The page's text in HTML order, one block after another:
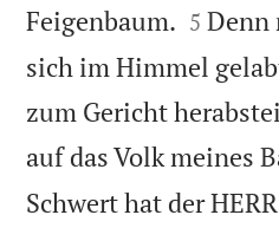
Feigenbaum. 

5 Denn
sich im Himmel
zum Gericht
auf das Volk meines
Schwert hat der